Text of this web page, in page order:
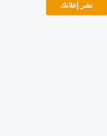
نشر إعلانك